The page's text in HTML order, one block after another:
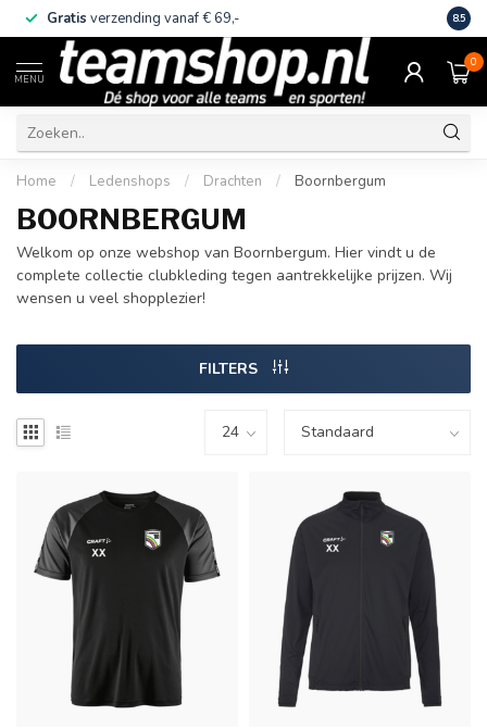
Gratis verzending vanaf € 69,- Eigen
8.5
MENU
0
Home / Ledenshops / Drachten / Boornbergum
BOORNBERGUM
Welkom op onze webshop van Boornbergum. Hier vindt u de
complete collectie clubkleding tegen aantrekkelijke prijzen. Wij
wensen u veel shopplezier!
FILTERS